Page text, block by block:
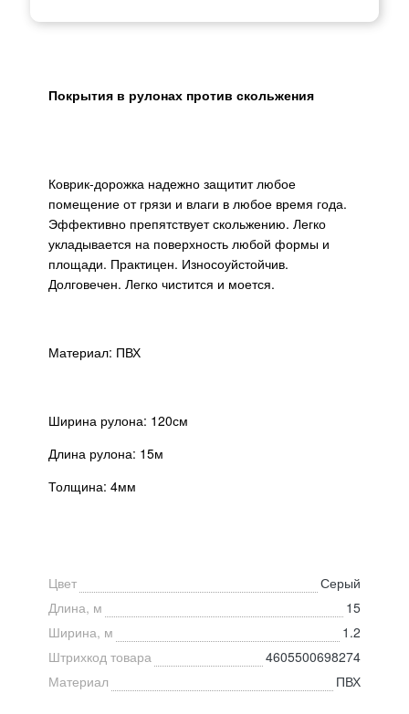
Покрытия в рулонах против скольжения
Коврик-дорожка надежно защитит любое
помещение от грязи и влаги в любое время года.
Эффективно препятствует скольжению. Легко
укладывается на поверхность любой формы и
площади. Практицен. Износоуйстойчив.
Долговечен. Легко чистится и моется.
Материал: ПВХ
Ширина рулона: 120см
Длина рулона: 15м
Толщина: 4мм
Цвет
Серый
Длина, м
15
Ширина, м
1.2
Штрихкод товара
4605500698274
Материал
ПВХ